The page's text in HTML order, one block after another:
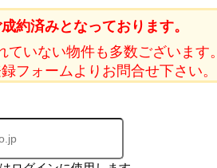
約済みとなっております。
いない物件も多数ございます。
フォームよりお問合せ下さい。